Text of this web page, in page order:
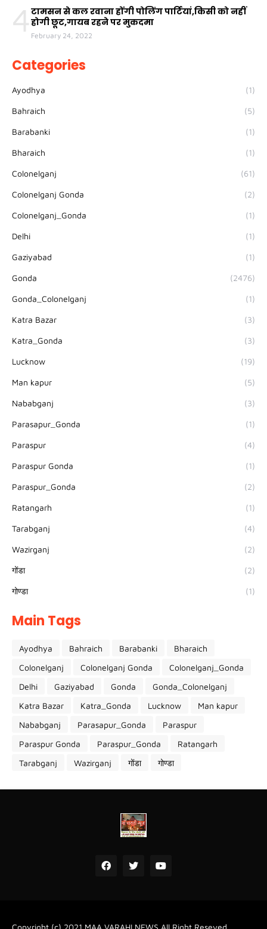
4 टामसन से कल रवाना होंगी पोलिंग पार्टियां,किसी को नहीं
होगी छूट,गायब रहने पर मुकदमा
February 24, 2022
Categories
Ayodhya (1)
Bahraich (5)
Barabanki (1)
Bharaich (1)
Colonelganj (61)
Colonelganj Gonda (2)
Colonelganj_Gonda (1)
Delhi (1)
Gaziyabad (1)
Gonda (2476)
Gonda_Colonelganj (1)
Katra Bazar (3)
Katra_Gonda (3)
Lucknow (19)
Man kapur (5)
Nababganj (3)
Parasapur_Gonda (1)
Paraspur (4)
Paraspur Gonda (1)
Paraspur_Gonda (2)
Ratangarh (1)
Tarabganj (4)
Wazirganj (2)
गोंडा (2)
गोण्डा (1)
Main Tags
Ayodhya Bahraich Barabanki
Bharaich
Colonelganj
Colonelganj Gonda
Colonelganj_Gonda
Delhi
Gaziyabad Gonda
Gonda_Colonelganj
Katra Bazar
Katra_Gonda Lucknow
Man kapur
Nababganj
Parasapur_Gonda
Paraspur
Paraspur Gonda
Paraspur_Gonda
Ratangarh
Tarabganj
Wazirganj गोंडा गोण्डा